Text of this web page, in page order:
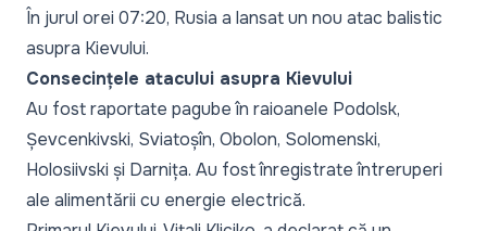
În jurul orei 07:20, Rusia a lansat un nou atac balistic
asupra Kievului.
Consecințele atacului asupra Kievului
Au fost raportate pagube în raioanele Podolsk,
Șevcenkivski, Sviatoșîn, Obolon, Solomenski,
Holosiivski și Darnița. Au fost înregistrate întreruperi
ale alimentării cu energie electrică.